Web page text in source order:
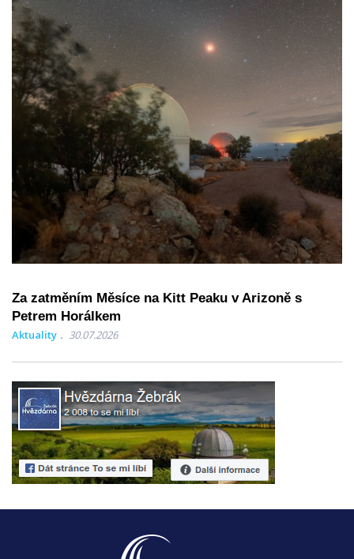
Za zatměním Měsíce na Kitt Peaku v Arizoně s
Petrem Horálkem
Aktuality 30.07.2026